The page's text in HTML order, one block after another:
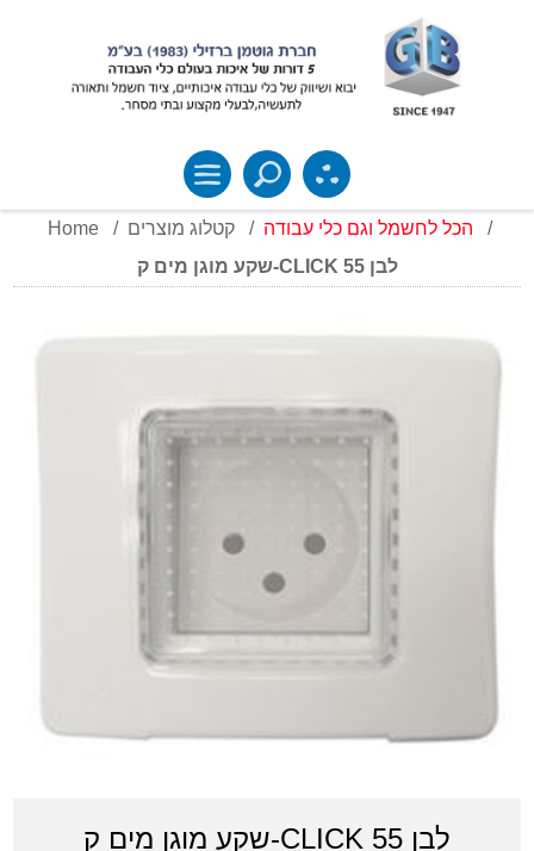
Home / קטלוג מוצרים / הכל לחשמל וגם כלי עבודה
/
שקע מוגן מים ק-CLICK 55 לבן
שקע מוגן מים ק-CLICK 55 לבן